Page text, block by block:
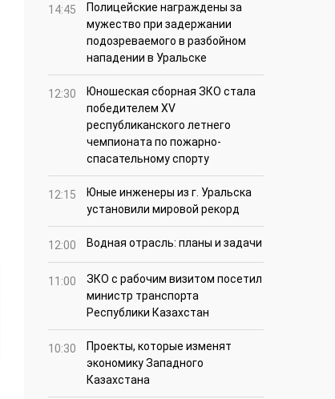
14:45
Полицейские награждены за
мужество при задержании
подозреваемого в разбойном
нападении в Уральске
12:30
Юношеская сборная ЗКО стала
победителем XV
республиканского летнего
чемпионата по пожарно-
спасательному спорту
12:15
Юные инженеры из г. Уральска
установили мировой рекорд
12:00 Водная отрасль: планы и задачи
11:00
ЗКО с рабочим визитом посетил
министр транспорта
Республики Казахстан
10:30
Проекты, которые изменят
экономику Западного
Казахстана